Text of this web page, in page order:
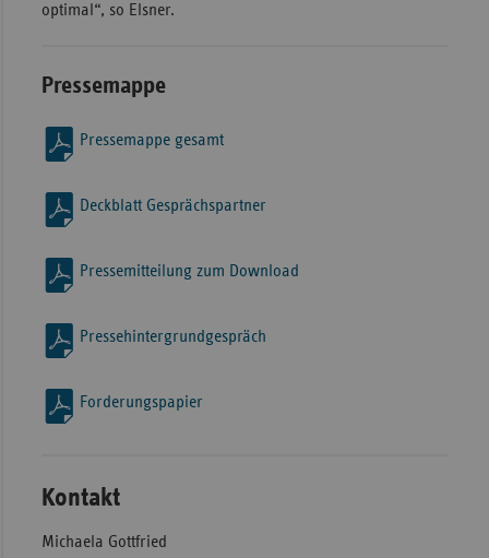
optimal“, so Elsner.
Pressemappe
Pressemappe gesamt
Deckblatt Gesprächspartner
Pressemitteilung zum Download
Pressehintergrundgespräch
Forderungspapier
Kontakt
Michaela Gottfried